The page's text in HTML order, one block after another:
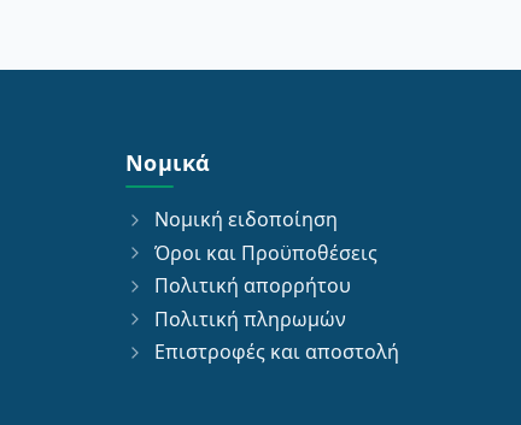
Νομικά
Νομική ειδοποίηση
Όροι και Προϋποθέσεις
Πολιτική απορρήτου
Πολιτική πληρωμών
Επιστροφές και αποστολή